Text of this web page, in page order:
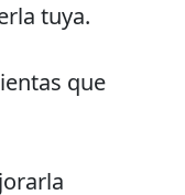
tuya.
que